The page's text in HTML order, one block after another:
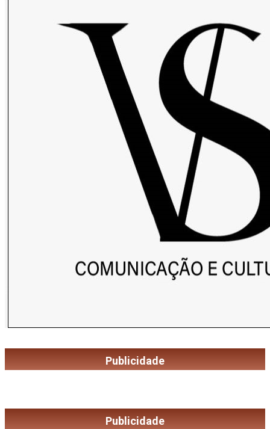
Publicidade
Publicidade